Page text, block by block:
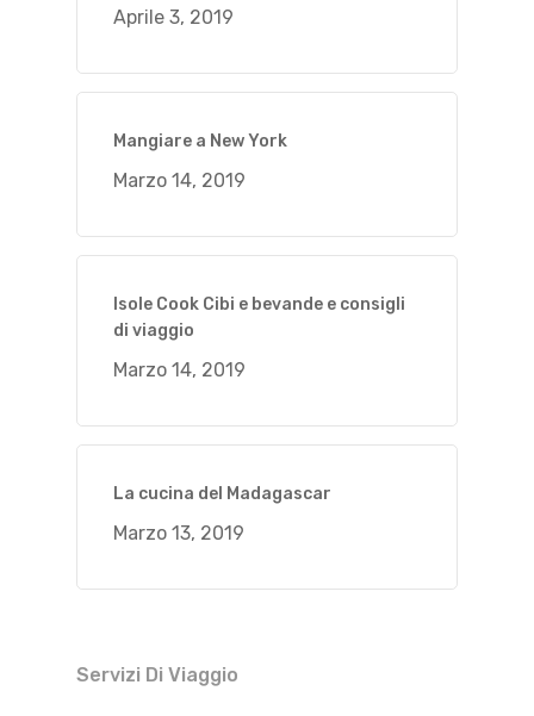
Aprile 3, 2019
Mangiare a New York
Marzo 14, 2019
Isole Cook Cibi e bevande e consigli
di viaggio
Marzo 14, 2019
La cucina del Madagascar
Marzo 13, 2019
Servizi Di Viaggio